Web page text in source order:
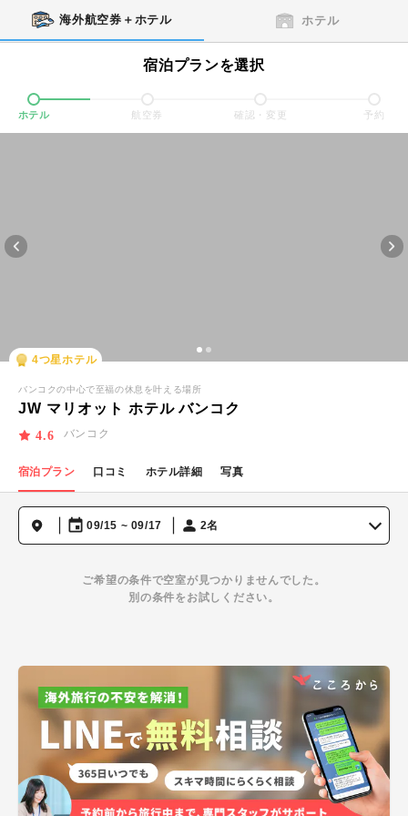
海外航空券＋ホテル ホテル
宿泊プランを選択
ホテル 航空券 確認・変更 予約
4つ星ホテル
バンコクの中心で至福の休息を叶える場所
JW マリオット ホテル バンコク
4.6 バンコク
宿泊プラン 口コミ ホテル詳細 写真
09/15 ~ 09/17 2名
ご希望の条件で空室が見つかりませんでした。
別の条件をお試しください。